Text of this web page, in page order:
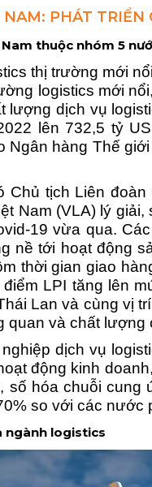
PHÁT TRIỂN
thuộc nhóm 5
thị trường mới
logistics mới
lượng dịch vụ
lên 732,5 tỷ
Ngân hàng Thế
Chủ tịch Liên
Nam (VLA) lý
19 vừa qua.
nề tới hoạt động
thời gian giao
LPI tăng lên
Lan và cùng vị
quan và chất
dịch vụ
động kinh
số hóa chuỗi cung
so với các nước
ngành logistics